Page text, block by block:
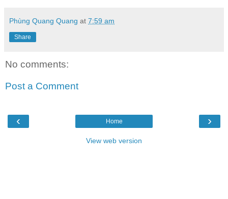
Phùng Quang Quang at 7:59 am
Share
No comments:
Post a Comment
‹ ›
Home
View web version